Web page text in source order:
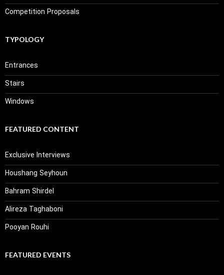
Competition Proposals
TYPOLOGY
Entrances
Stairs
Windows
FEATURED CONTENT
Exclusive Interviews
Houshang Seyhoun
Bahram Shirdel
Alireza Taghaboni
Pooyan Rouhi
FEATURED EVENTS